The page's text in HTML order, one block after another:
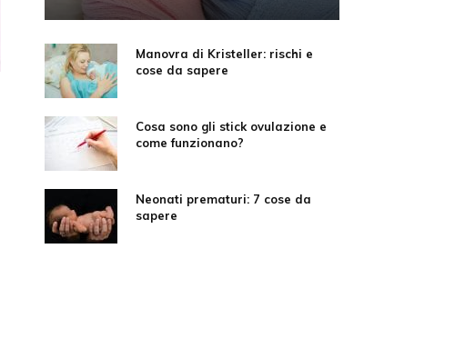
Manovra di Kristeller: rischi e
cose da sapere
Cosa sono gli stick ovulazione e
come funzionano?
Neonati prematuri: 7 cose da
sapere